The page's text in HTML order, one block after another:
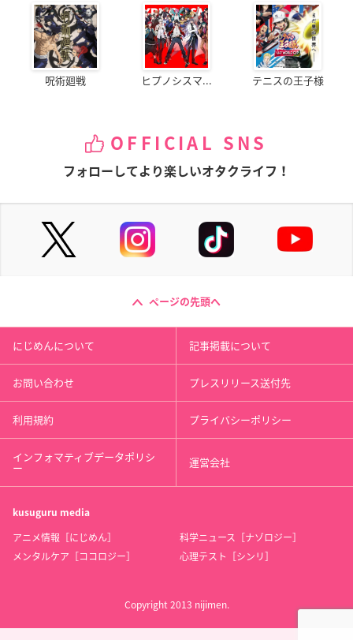
呪術廻戦 ヒプノシスマ... テニスの王子様
OFFICIAL SNS
フォローしてより楽しいオタクライフ！
ページの先頭へ
にじめんについて 記事掲載について
お問い合わせ プレスリリース送付先
利用規約 プライバシーポリシー
インフォマティブデータポリシ
ー 運営会社
kusuguru media
アニメ情報［にじめん］
科学ニュース［ナゾロジー］
メンタルケア［ココロジー］
心理テスト［シンリ］
Copyright 2013 nijimen.